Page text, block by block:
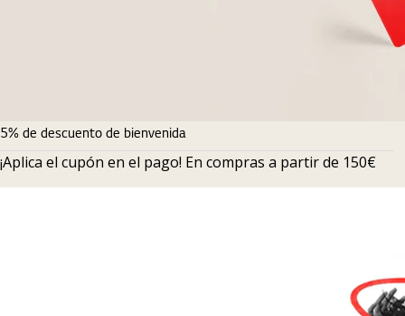
5% de descuento de bienvenida
¡Aplica el cupón en el pago! En compras a partir de 150€